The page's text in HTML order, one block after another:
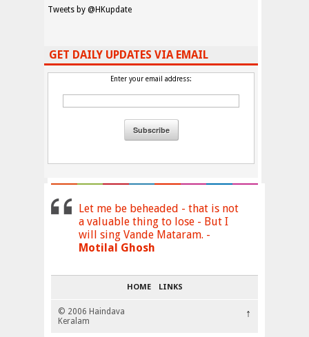
Tweets by @HKupdate
GET DAILY UPDATES VIA EMAIL
Enter your email address:
Let me be beheaded - that is not
a valuable thing to lose - But I
will sing Vande Mataram. -
Motilal Ghosh
HOME LINKS
© 2006 Haindava
Keralam
↑